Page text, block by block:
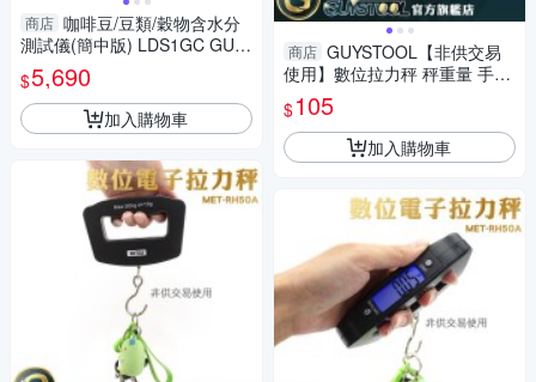
商店 咖啡豆/豆類/穀物含水分
測試儀(簡中版) LDS1GC GUY
STOOL 小麥大麥 水分儀 含水
率測試
$5,690
加入購物車
商店 GUYSTOOL【非供交易
使用】數位拉力秤 秤重量 手拉
秤 吊秤 快速秤重 小型重量秤
生活小物RH50A
$105
加入購物車